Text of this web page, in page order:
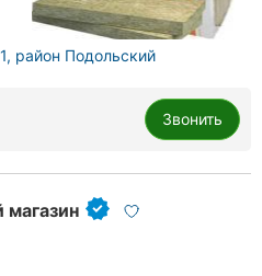
район Подольский
Звонить
магазин